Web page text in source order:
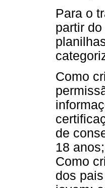
Para o
partir
Como
de
18
Como
dos